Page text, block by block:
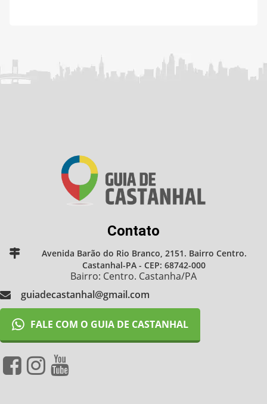
Contato
Avenida Barão do Rio Branco, 2151. Bairro Centro.
Castanhal-PA - CEP: 68742-000
Bairro: Centro. Castanha/PA
guiadecastanhal@gmail.com
FALE COM O GUIA DE CASTANHAL